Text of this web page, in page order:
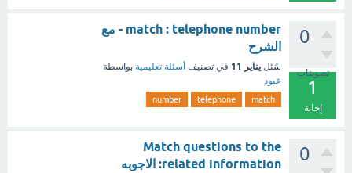
0
تصويتات
1
إجابة
match : telephone number - مع
الشرح
سُئل يناير 11 في تصنيف أسئلة تعليمية بواسطة
عبود
match
telephone
number
0
Match questions to the
related information: الاجوبه